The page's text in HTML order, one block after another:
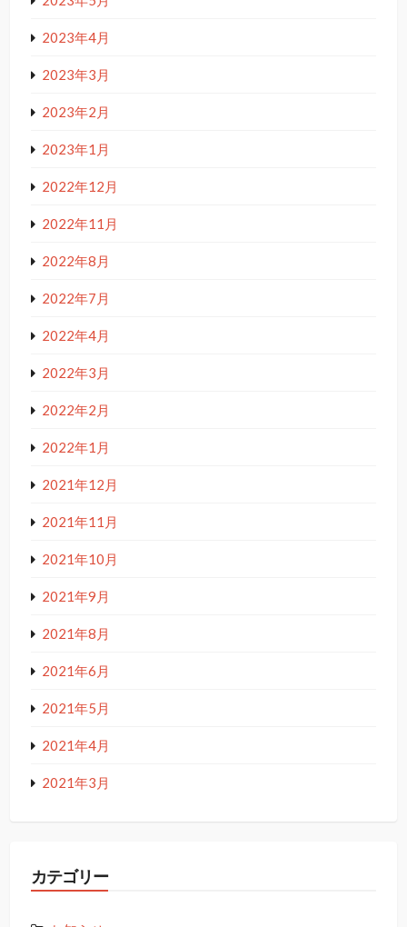
2023年4月
2023年3月
2023年2月
2023年1月
2022年12月
2022年11月
2022年8月
2022年7月
2022年4月
2022年3月
2022年2月
2022年1月
2021年12月
2021年11月
2021年10月
2021年9月
2021年8月
2021年6月
2021年5月
2021年4月
2021年3月
カテゴリー